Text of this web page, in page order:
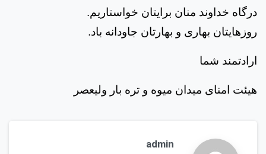
درگاه خداوند منان برایتان خواستاریم.
روزهایتان بهاری و بهارتان جاودانه باد.
ارادتمند شما
هیئت امنای میدان میوه و تره بار ولیعصر
admin